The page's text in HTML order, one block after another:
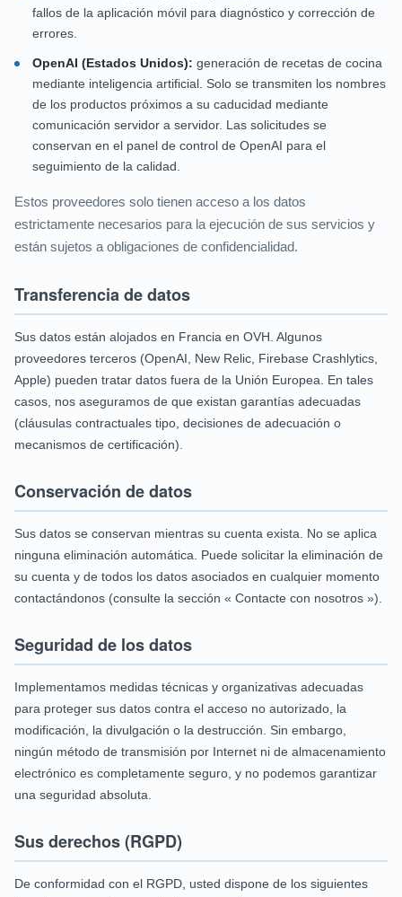
fallos de la aplicación móvil para diagnóstico y corrección de
errores.
OpenAI (Estados Unidos): generación de recetas de cocina
mediante inteligencia artificial. Solo se transmiten los nombres
de los productos próximos a su caducidad mediante
comunicación servidor a servidor. Las solicitudes se
conservan en el panel de control de OpenAI para el
seguimiento de la calidad.
Estos proveedores solo tienen acceso a los datos
estrictamente necesarios para la ejecución de sus servicios y
están sujetos a obligaciones de confidencialidad.
Transferencia de datos
Sus datos están alojados en Francia en OVH. Algunos
proveedores terceros (OpenAI, New Relic, Firebase Crashlytics,
Apple) pueden tratar datos fuera de la Unión Europea. En tales
casos, nos aseguramos de que existan garantías adecuadas
(cláusulas contractuales tipo, decisiones de adecuación o
mecanismos de certificación).
Conservación de datos
Sus datos se conservan mientras su cuenta exista. No se aplica
ninguna eliminación automática. Puede solicitar la eliminación de
su cuenta y de todos los datos asociados en cualquier momento
contactándonos (consulte la sección « Contacte con nosotros »).
Seguridad de los datos
Implementamos medidas técnicas y organizativas adecuadas
para proteger sus datos contra el acceso no autorizado, la
modificación, la divulgación o la destrucción. Sin embargo,
ningún método de transmisión por Internet ni de almacenamiento
electrónico es completamente seguro, y no podemos garantizar
una seguridad absoluta.
Sus derechos (RGPD)
De conformidad con el RGPD, usted dispone de los siguientes